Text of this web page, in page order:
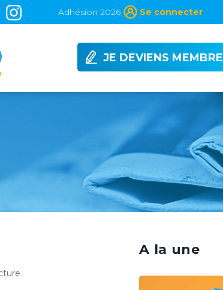
Adhésion 2026 Se connecter
JE DEVIENS MEMBRE
A la une